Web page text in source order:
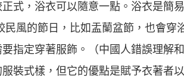
式，浴衣可以隨意一點。浴衣是簡
風的節日，比如盂蘭盆節，也會穿
指定穿著服飾。（中國人錯誤理解
裝式樣，但它的優點是賦予衣著者